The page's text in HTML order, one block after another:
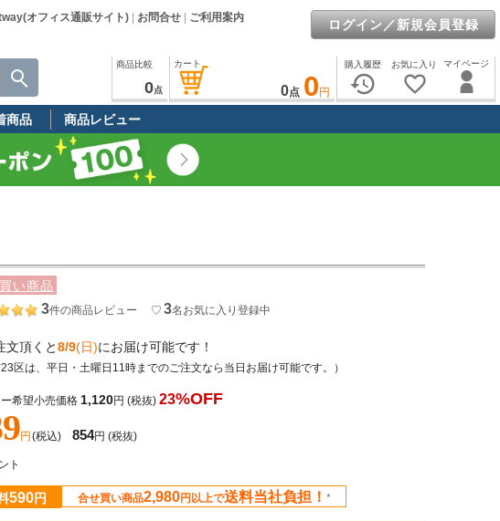
オフィス通販サイト) お問合せ ご利用案内 ログイン／新規会員登録
マイページ
お気に入り
favorite_border
購入履歴
history
カート
0点 0 円
商品比較
0点
商品 商品レビュー
い商品
3件の商品レビュー ♡ 3名 お気に入り登録中
文頂くと8/9(日)にお届け可能です！
23区は、平日・土曜日11時までのご注文なら当日お届け可能です。）
希望小売価格 1,120円 (税抜) 23%OFF
円 (税込) 854円 (税抜)
ト
590円 合せ買い商品2,980円以上で送料当社負担！ *